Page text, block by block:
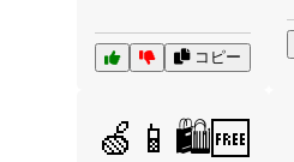
コピー
🍏📱🛍️🆓